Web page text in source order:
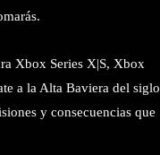
Xbox Series X|S, Xbox
a la Alta Baviera del siglo
y consecuencias que